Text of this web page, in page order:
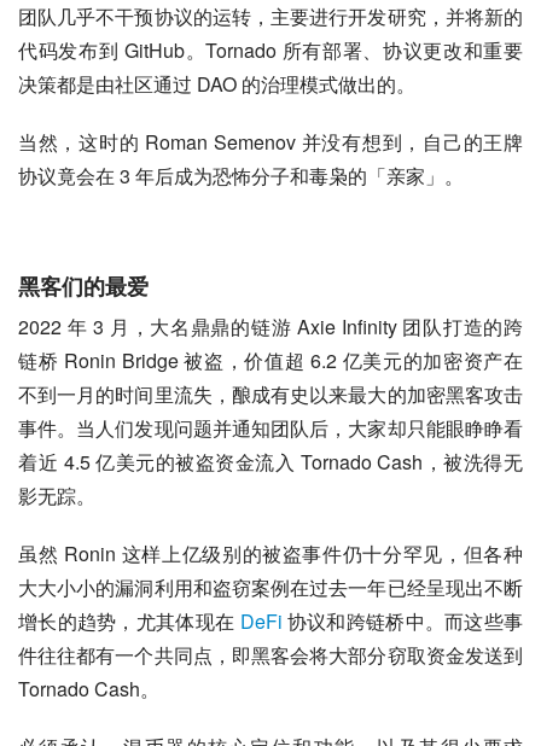
团队几乎不干预协议的运转，主要进行开发研究，并将新的
代码发布到 GitHub。Tornado 所有部署、协议更改和重要
决策都是由社区通过 DAO 的治理模式做出的。
当然，这时的 Roman Semenov 并没有想到，自己的王牌
协议竟会在 3 年后成为恐怖分子和毒枭的「亲家」。
黑客们的最爱
2022 年 3 月，大名鼎鼎的链游 Axie Infinity 团队打造的跨
链桥 Ronin Bridge 被盗，价值超 6.2 亿美元的加密资产在
不到一月的时间里流失，酿成有史以来最大的加密黑客攻击
事件。当人们发现问题并通知团队后，大家却只能眼睁睁看
着近 4.5 亿美元的被盗资金流入 Tornado Cash，被洗得无
影无踪。
虽然 Ronin 这样上亿级别的被盗事件仍十分罕见，但各种
大大小小的漏洞利用和盗窃案例在过去一年已经呈现出不断
增长的趋势，尤其体现在 DeFi 协议和跨链桥中。而这些事
件往往都有一个共同点，即黑客会将大部分窃取资金发送到
Tornado Cash。